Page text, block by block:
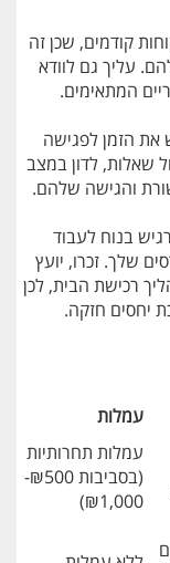
קודמים, שכן זה
עליך גם לוודא
המתאימים.
הזמן לפגישה
שאלות, לדון במצב
והגישה שלהם.
בנוח לעבוד
שלך. זכרו, יועץ
רכישת הבית, לכן
יחסים חזקה.
עמלות
עמלות תחרותיות
(בסביבות ₪500-
₪1,000)